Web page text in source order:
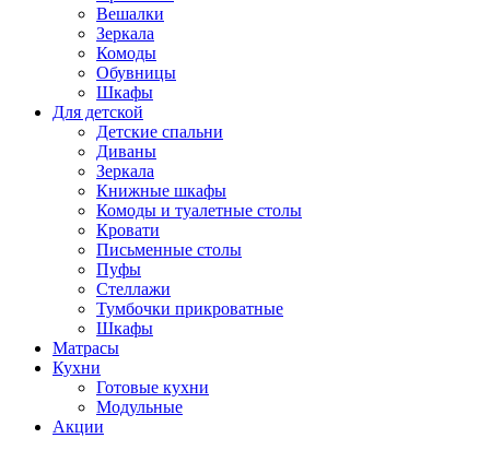
Вешалки
Зеркала
Комоды
Обувницы
Шкафы
Для детской
Детские спальни
Диваны
Зеркала
Книжные шкафы
Комоды и туалетные столы
Кровати
Письменные столы
Пуфы
Стеллажи
Тумбочки прикроватные
Шкафы
Матрасы
Кухни
Готовые кухни
Модульные
Акции